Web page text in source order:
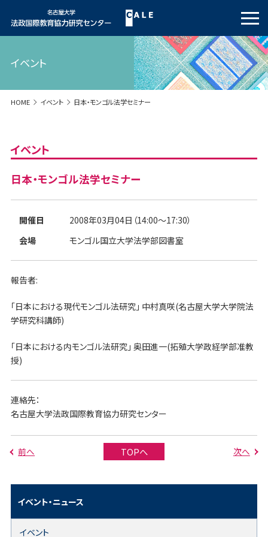
イベント
HOME イベント 日本・モンゴル法学セミナー
イベント
日本・モンゴル法学セミナー
開催日
2008年03月04日（14:00～17:30）
会場
モンゴル国立大学法学部図書室
報告者:
「日本における現代モンゴル法研究」 中村真咲(名古屋大学大学院法
学研究科講師)
「日本における内モンゴル法研究」 奥田進一(拓殖大学政経学部准教
授)
連絡先：
名古屋大学法政国際教育協力研究センター
前へ TOPへ 次へ
イベント・ニュース
イベント